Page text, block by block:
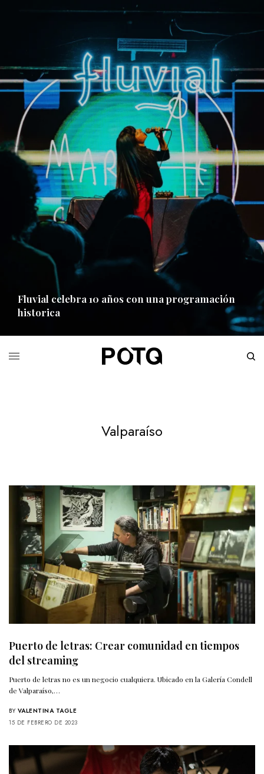
Fluvial celebra 10 años con una programación
historica
Valparaíso
Puerto de letras: Crear comunidad en tiempos
del streaming
Puerto de letras no es un negocio cualquiera. Ubicado en la Galería Condell
de Valparaíso,…
BY VALENTINA TAGLE
15 DE FEBRERO DE 2023